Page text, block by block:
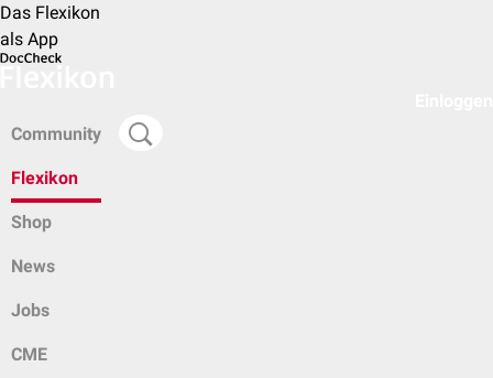
Das Flexikon
als App
Community
Flexikon
Shop
News
Jobs
CME